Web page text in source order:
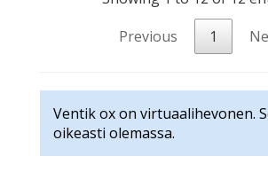
Previous
1
Ventik ox on virtuaalihevonen.
oikeasti olemassa.